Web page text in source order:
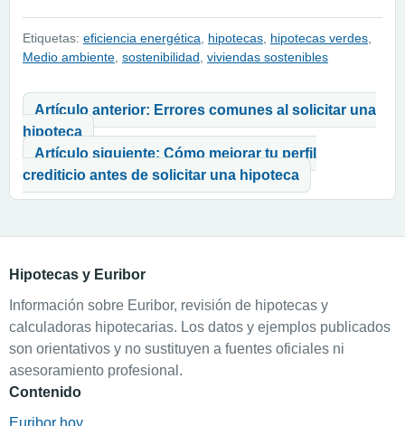
Etiquetas: eficiencia energética hipotecas hipotecas verdes
Medio ambiente sostenibilidad viviendas sostenibles
Navegación de entradas
Artículo anterior: Errores comunes al solicitar una
hipoteca
Artículo siguiente: Cómo mejorar tu perfil
crediticio antes de solicitar una hipoteca
Hipotecas y Euribor
Información sobre Euribor, revisión de hipotecas y
calculadoras hipotecarias. Los datos y ejemplos publicados
son orientativos y no sustituyen a fuentes oficiales ni
asesoramiento profesional.
Contenido
Euribor hoy